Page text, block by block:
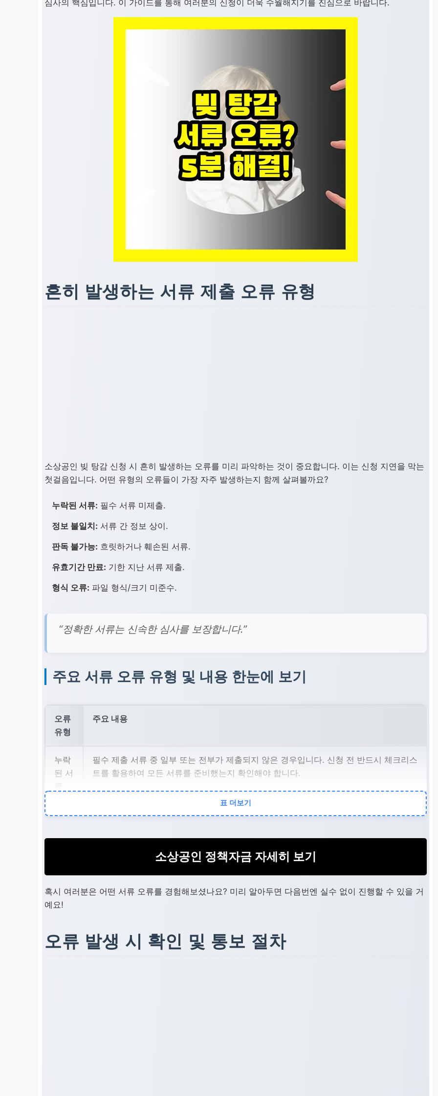
심사의 핵심입니다. 이 가이드를 통해 여러분의 신청이 더욱 수월해지기를 진심으로 바랍니다.
흔히 발생하는 서류 제출 오류 유형
소상공인 빚 탕감 신청 시 흔히 발생하는 오류를 미리 파악하는 것이 중요합니다. 이는 신청 지연을 막는
첫걸음입니다. 어떤 유형의 오류들이 가장 자주 발생하는지 함께 살펴볼까요?
누락된 서류: 필수 서류 미제출.
정보 불일치: 서류 간 정보 상이.
판독 불가능: 흐릿하거나 훼손된 서류.
유효기간 만료: 기한 지난 서류 제출.
형식 오류: 파일 형식/크기 미준수.
“정확한 서류는 신속한 심사를 보장합니다.”
주요 서류 오류 유형 및 내용 한눈에 보기
오류
유형
주요 내용
누락
된 서
류
필수 제출 서류 중 일부 또는 전부가 제출되지 않은 경우입니다. 신청 전 반드시 체크리스
트를 활용하여 모든 서류를 준비했는지 확인해야 합니다.
정보
치
제출된 여러 서류(예: 사업자등록증, 신분증, 통장 사본) 간에 이름, 주소, 사업자 번호 등
능
기간
만료
서류를 요구하는데, 유효기간이 지난 서류를 제출하는 경우입니다.
표 더보기
소상공인 정책자금 자세히 보기
혹시 여러분은 어떤 서류 오류를 경험해보셨나요? 미리 알아두면 다음번엔 실수 없이 진행할 수 있을 거
예요!
오류 발생 시 확인 및 통보 절차